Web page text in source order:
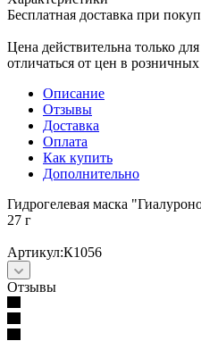
Бесплатная доставка при
Цена действительна только
отличаться от цен в
Описание
Отзывы
Доставка
Оплата
Как купить
Дополнительно
Гидрогелевая маска
27 г
Артикул:К1056
Отзывы